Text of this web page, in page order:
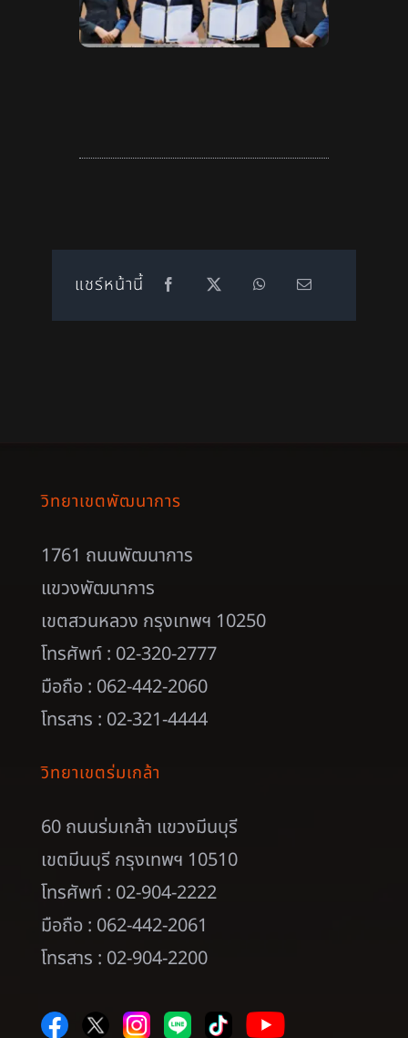
แชร์หน้านี้
วิทยาเขตพัฒนาการ
1761 ถนนพัฒนาการ
แขวงพัฒนาการ
เขตสวนหลวง กรุงเทพฯ 10250
โทรศัพท์ : 02-320-2777
มือถือ : 062-442-2060
โทรสาร : 02-321-4444
วิทยาเขตร่มเกล้า
60 ถนนร่มเกล้า แขวงมีนบุรี
เขตมีนบุรี กรุงเทพฯ 10510
โทรศัพท์ : 02-904-2222
มือถือ : 062-442-2061
โทรสาร : 02-904-2200